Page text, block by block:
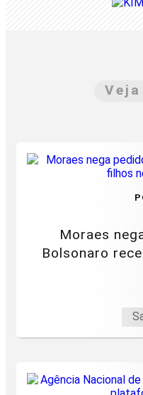
Veja
Moraes
Bolsonaro